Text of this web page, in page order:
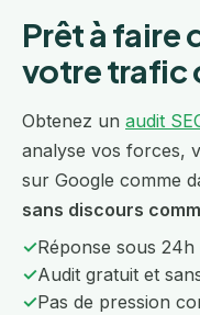
Prêt à faire
votre trafic
Obtenez un audit
analyse vos forces,
sur Google comme
sans discours
✓Réponse sous
✓Audit gratuit et
✓Pas de pression